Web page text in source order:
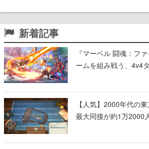
新着記事
『マーベル 闘魂：フ
ームを組み戦う、4v4
【人気】2000年代の
最大同接が約1万2000